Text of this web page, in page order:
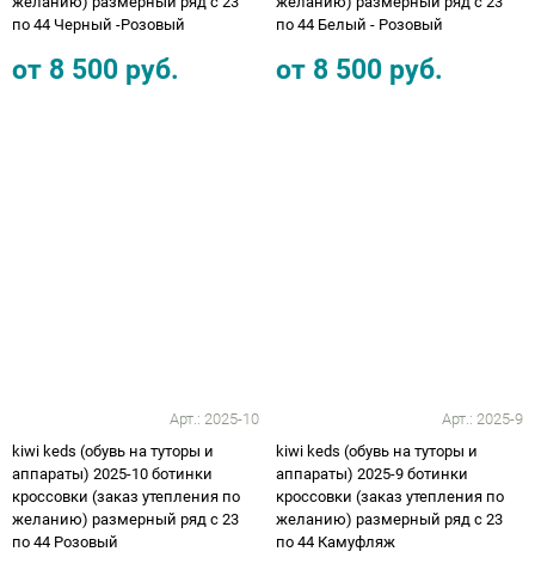
по 44 Черный -Розовый
от 8 500 руб.
по 44 Белый - Розовый
от 8 500 руб.
Арт.: 2025-10
kiwi keds (обувь на туторы и
аппараты) 2025-10 ботинки
кроссовки (заказ утепления по
желанию) размерный ряд с 23
по 44 Розовый
Арт.: 2025-9
kiwi keds (обувь на туторы и
аппараты) 2025-9 ботинки
кроссовки (заказ утепления по
желанию) размерный ряд с 23
по 44 Камуфляж